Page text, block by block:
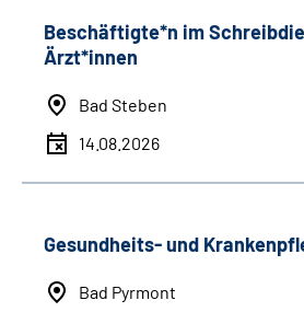
Beschäftigte*n im
Ärzt*innen
Bad Steben
14.08.2026
Gesundheits- und
Bad Pyrmont